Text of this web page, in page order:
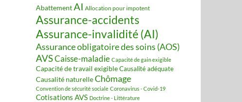
Abattement AI Allocation pour impotent
Assurance-accidents
Assurance-invalidité (AI)
Assurance obligatoire des soins (AOS)
AVSCaisse-maladie Capacité de gain exigible
Capacité de travail exigible Causalité adéquate
Causalité naturelleChômage
Convention de sécurité sociale Coronavirus - Covid-19
Cotisations AVS Doctrine - Littérature